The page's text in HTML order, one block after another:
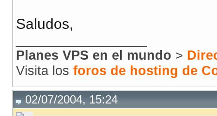
Saludos,
Planes VPS en el mundo >
Visita los foros de hosting de
02/07/2004, 15:24